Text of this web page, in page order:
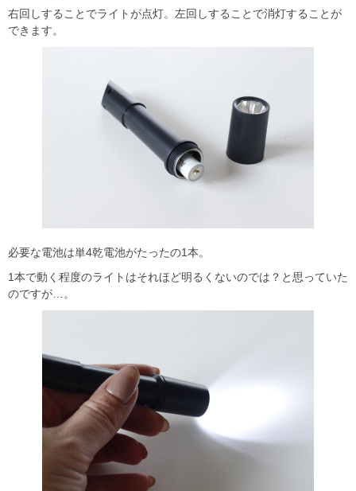
右回しすることでライトが点灯。左回しすることで消灯することが
できます。
必要な電池は単4乾電池がたったの1本。
1本で動く程度のライトはそれほど明るくないのでは？と思っていた
のですが…。